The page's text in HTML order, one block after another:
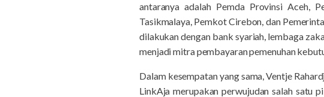
antaranya adalah Pemda Provinsi Aceh,
Tasikmalaya, Pemkot Cirebon, dan
dilakukan dengan bank syariah, lembaga
menjadi mitra pembayaran pemenuhan
Dalam kesempatan yang sama, Ventje
LinkAja merupakan perwujudan salah satu